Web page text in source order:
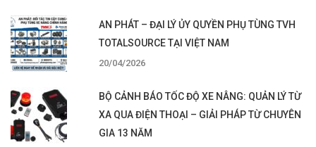
AN PHÁT – ĐẠI LÝ ỦY QUYỀN PHỤ TÙNG TVH
TOTALSOURCE TẠI VIỆT NAM
20/04/2026
BỘ CẢNH BÁO TỐC ĐỘ XE NÂNG: QUẢN LÝ TỪ
XA QUA ĐIỆN THOẠI – GIẢI PHÁP TỪ CHUYÊN
GIA 13 NĂM